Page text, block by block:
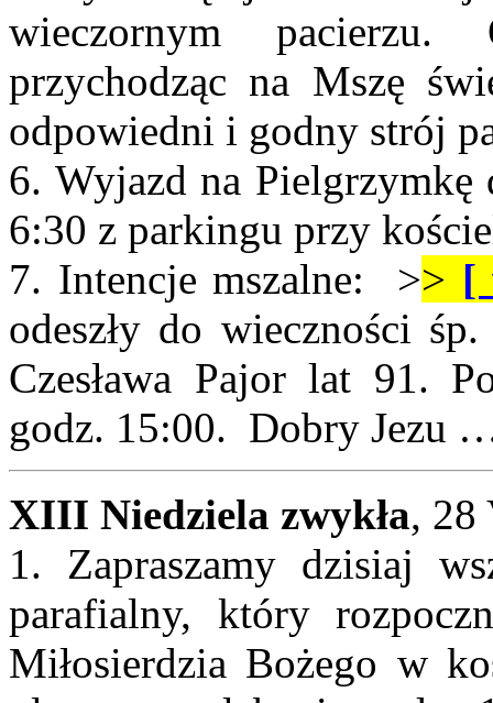
wieczornym pacierzu.
przychodząc na Mszę
odpowiedni i godny strój
6. Wyjazd na
6:30 z parkingu przy
7. Intencje mszalne: >> [
odeszły do wieczności
Czesława Pajor lat 91.
godz. 15:00. Dobry Jezu
XIII Niedziela zwykła, 28
1. Zapraszamy dzisiaj
parafialny, który
Miłosierdzia Bożego w